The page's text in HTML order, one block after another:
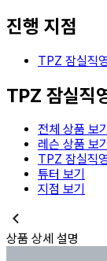
진행 지점
TPZ 잠실직
TPZ 잠실직
전체 상품 보기
레슨 상품 보기
TPZ 잠실직
튜터 보기
지점 보기
상품 상세 설명